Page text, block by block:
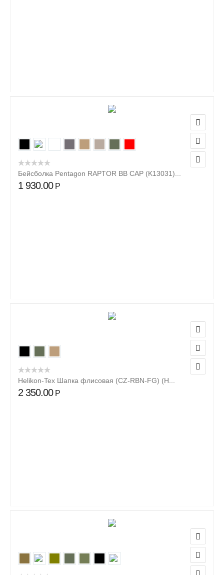
Бейсболка Pentagon RAPTOR BB CAP (K13031)...
1 930.00 Р
Helikon-Tex Шапка флисовая (CZ-RBN-FG) (Н...
2 350.00 Р